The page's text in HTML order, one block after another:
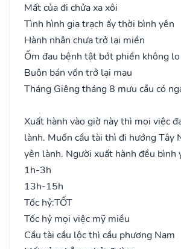
Mất của đi chửa xa xôi
Tình hình gia trạch ấy thời bình yên
Hành nhân chưa trở lại miền
Ốm đau bệnh tật bớt phiền không lo
Buôn bán vốn trở lại mau
Tháng Giêng tháng 8 mưu cầu có
Xuất hành vào giờ này thì mọi việc
lành. Muốn cầu tài thì đi hướng Tây
yên lành. Người xuất hành đều bình
1h-3h
13h-15h
Tốc hỷ:TỐT
Tốc hỷ mọi việc mỹ miều
Cầu tài cầu lộc thì cầu phương Nam